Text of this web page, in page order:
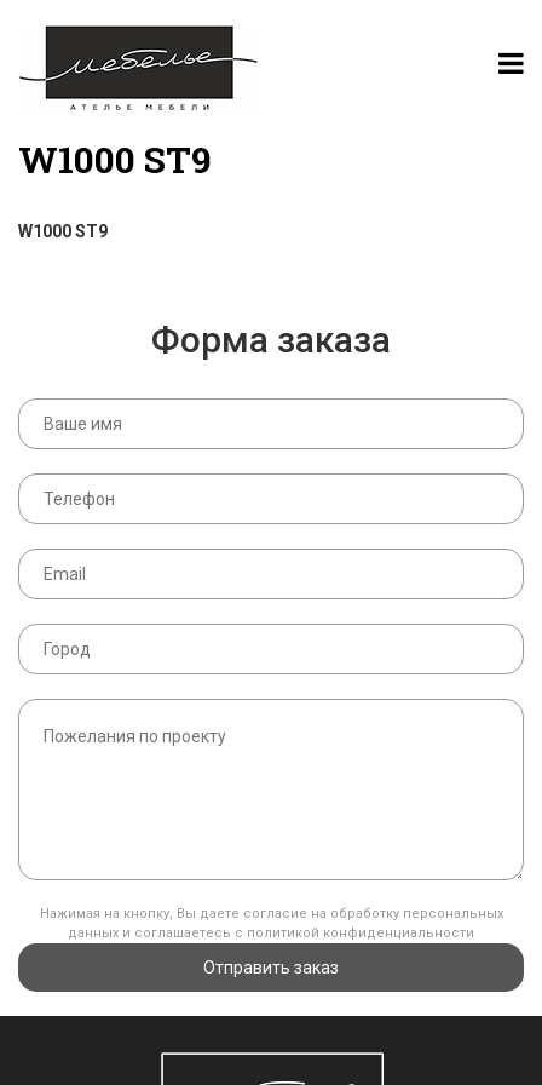
W1000 ST9
W1000 ST9
Форма заказа
Нажимая на кнопку, Вы даете согласие на обработку персональных
данных и соглашаетесь с политикой конфиденциальности
Отправить заказ